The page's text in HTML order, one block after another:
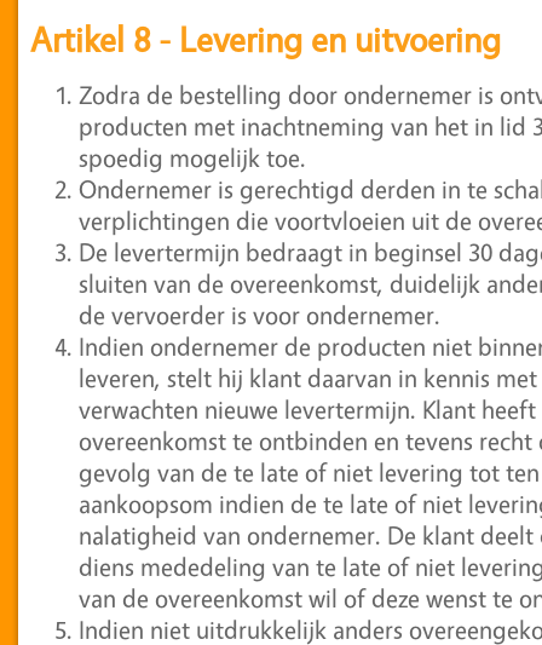
Artikel 8 - Levering en uitvoering
Zodra de bestelling door ondernemer is
producten met inachtneming van het in lid
spoedig mogelijk toe.
Ondernemer is gerechtigd derden in te
verplichtingen die voortvloeien uit de
De levertermijn bedraagt in beginsel 30
sluiten van de overeenkomst, duidelijk
de vervoerder is voor ondernemer.
Indien ondernemer de producten niet
leveren, stelt hij klant daarvan in kennis
verwachten nieuwe levertermijn. Klant
overeenkomst te ontbinden en tevens
gevolg van de te late of niet levering tot
aankoopsom indien de te late of niet
nalatigheid van ondernemer. De klant
diens mededeling van te late of niet
van de overeenkomst wil of deze wenst te
Indien niet uitdrukkelijk anders